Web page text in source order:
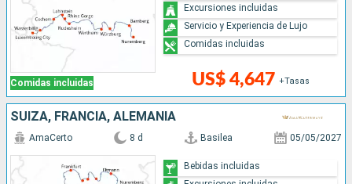
Comidas incluidas US$ 4,647 +Tasas
Excursiones incluidas
Servicio y Experiencia de Lujo
Comidas incluidas
SUIZA, FRANCIA, ALEMANIA
AmaCerto 8 d Basilea 05/05/2027
Bebidas incluidas